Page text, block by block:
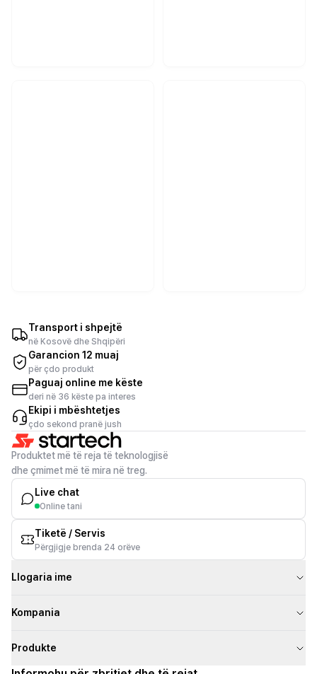
Transport i shpejtë
në Kosovë dhe Shqipëri
Garancion 12 muaj
për çdo produkt
Paguaj online me këste
deri në 36 këste pa interes
Ekipi i mbështetjes
çdo sekond pranë jush
Produktet më të reja të teknologjisë
dhe çmimet më të mira në treg.
Live chat
Online tani
Tiketë / Servis
Përgjigje brenda 24 orëve
Llogaria ime
Kompania
Produkte